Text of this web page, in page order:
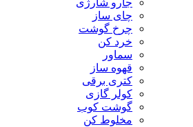
چای ساز
چرخ گوشت
خرد کن
سماور
قهوه ساز
کتری برقی
کولر گازی
گوشت کوب
مخلوط کن